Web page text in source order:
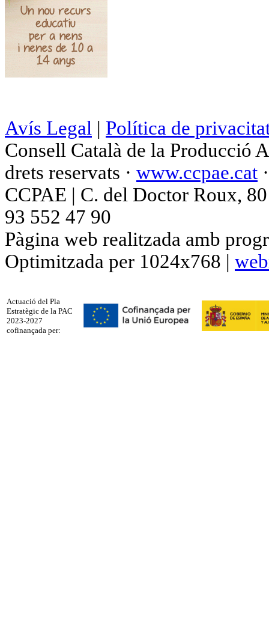
Avís Legal | Política de
Consell Català de la Producció
drets reservats · www.ccpae.cat
CCPAE | C. del Doctor Roux,
93 552 47 90
Pàgina web realitzada amb
Optimitzada per 1024x768 |
Actuació del Pla
Estratègic de la PAC
2023-2027
cofinançada per: